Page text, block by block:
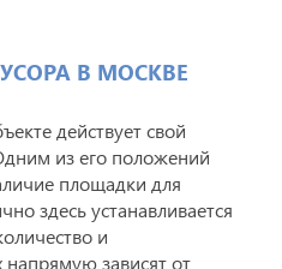
В МОСКВЕ
действует свой
из его положений
площадки для
здесь устанавливается
и
напрямую зависят от